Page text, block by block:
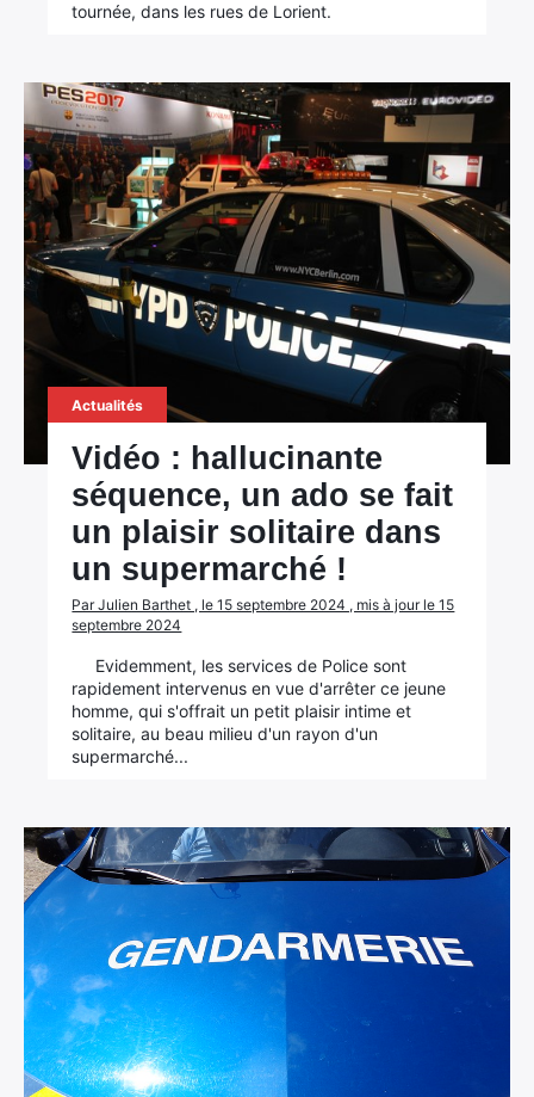
tournée, dans les rues de Lorient.
Actualités
Vidéo : hallucinante
séquence, un ado se fait
un plaisir solitaire dans
un supermarché !
Par Julien Barthet , le 15 septembre 2024 , mis à jour le 15
septembre 2024
Evidemment, les services de Police sont
rapidement intervenus en vue d'arrêter ce jeune
homme, qui s'offrait un petit plaisir intime et
solitaire, au beau milieu d'un rayon d'un
supermarché...